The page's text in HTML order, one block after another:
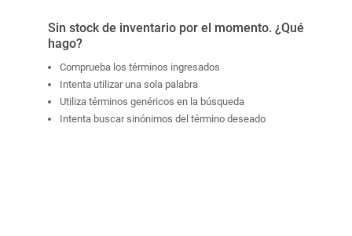
Sin stock de inventario por el momento. ¿Qué
hago?
Comprueba los términos ingresados
Intenta utilizar una sola palabra
Utiliza términos genéricos en la búsqueda
Intenta buscar sinónimos del término deseado